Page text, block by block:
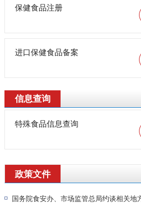
保健食品注册
进口保健食品备案
信息查询
特殊食品信息查询
政策文件
国务院食安办、市场监管总局约谈相关地